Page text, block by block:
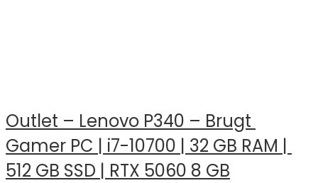
Outlet – Lenovo P340 – Brugt
Gamer PC | i7-10700 | 32 GB RAM |
512 GB SSD | RTX 5060 8 GB